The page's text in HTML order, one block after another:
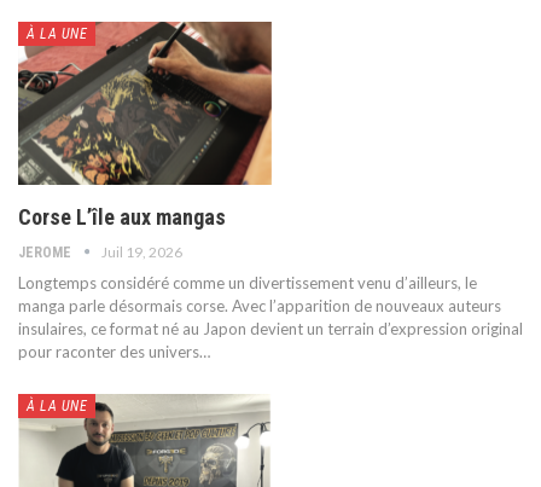
À LA UNE
Corse L’île aux mangas
JEROME Juil 19, 2026
Longtemps considéré comme un divertissement venu d’ailleurs, le
manga parle désormais corse. Avec l’apparition de nouveaux auteurs
insulaires, ce format né au Japon devient un terrain d’expression original
pour raconter des univers…
À LA UNE